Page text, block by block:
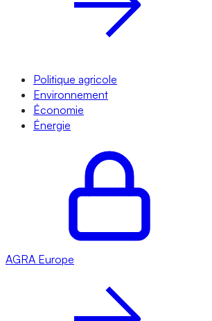
Politique agricole
Environnement
Économie
Énergie
AGRA Europe